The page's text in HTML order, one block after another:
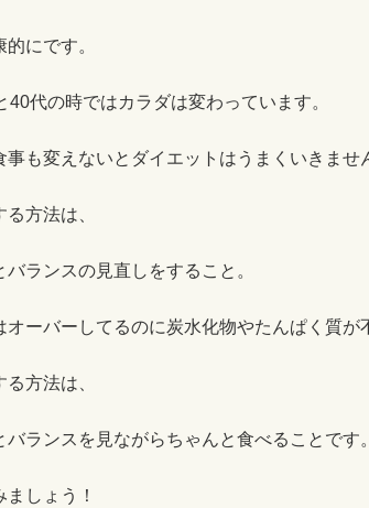
にです。
40代の時ではカラダは変わっています。
事も変えないとダイエットはうまくいきませ
方法は、
バランスの見直しをすること。
オーバーしてるのに炭水化物やたんぱく質が
方法は、
バランスを見ながらちゃんと食べることです
しょう！